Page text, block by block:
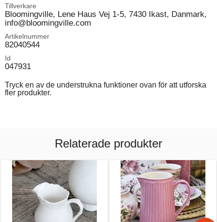
Tillverkare
Bloomingville, Lene Haus Vej 1-5, 7430 Ikast, Danmark,
info@bloomingville.com
Artikelnummer
82040544
Id
047931
Tryck en av de understrukna funktioner ovan för att utforska
fler produkter.
Relaterade produkter